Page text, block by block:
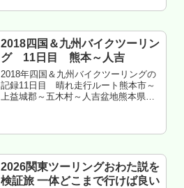
2018四国＆九州バイクツーリン
グ 11日目 熊本～人吉
2018年四国＆九州バイクツーリングの
記録11日目 晴れ走行ルート熊本市～
上益城郡～五木村～人吉盆地熊本県球
2026関東ツーリングおわた説を
検証旅 一体どこまで行けば良い